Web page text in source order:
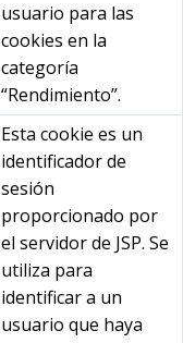
usuario para las
cookies en la
categoría
“Rendimiento”.
Esta cookie es un
identificador de
sesión
proporcionado por
el servidor de JSP. Se
utiliza para
identificar a un
usuario que haya